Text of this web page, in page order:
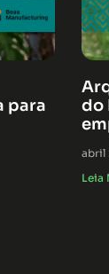
para
do
abril
Leia